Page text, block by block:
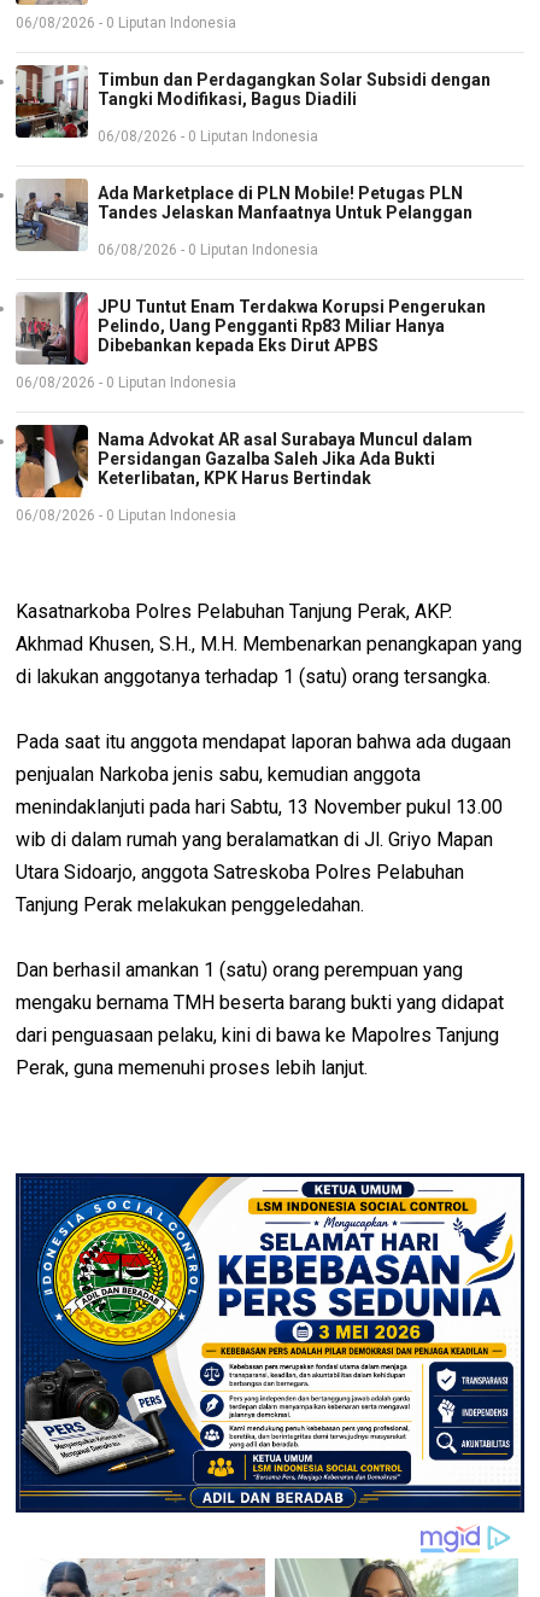
06/08/2026 - 0 Liputan Indonesia
Timbun dan Perdagangkan Solar Subsidi dengan
Tangki Modifikasi, Bagus Diadili
06/08/2026 - 0 Liputan Indonesia
Ada Marketplace di PLN Mobile! Petugas PLN
Tandes Jelaskan Manfaatnya Untuk Pelanggan
06/08/2026 - 0 Liputan Indonesia
JPU Tuntut Enam Terdakwa Korupsi Pengerukan
Pelindo, Uang Pengganti Rp83 Miliar Hanya
Dibebankan kepada Eks Dirut APBS
06/08/2026 - 0 Liputan Indonesia
Nama Advokat AR asal Surabaya Muncul dalam
Persidangan Gazalba Saleh Jika Ada Bukti
Keterlibatan, KPK Harus Bertindak
06/08/2026 - 0 Liputan Indonesia
Kasatnarkoba Polres Pelabuhan Tanjung Perak, AKP.
Akhmad Khusen, S.H., M.H. Membenarkan penangkapan yang
di lakukan anggotanya terhadap 1 (satu) orang tersangka.
Pada saat itu anggota mendapat laporan bahwa ada dugaan
penjualan Narkoba jenis sabu, kemudian anggota
menindaklanjuti pada hari Sabtu, 13 November pukul 13.00
wib di dalam rumah yang beralamatkan di Jl. Griyo Mapan
Utara Sidoarjo, anggota Satreskoba Polres Pelabuhan
Tanjung Perak melakukan penggeledahan.
Dan berhasil amankan 1 (satu) orang perempuan yang
mengaku bernama TMH beserta barang bukti yang didapat
dari penguasaan pelaku, kini di bawa ke Mapolres Tanjung
Perak, guna memenuhi proses lebih lanjut.